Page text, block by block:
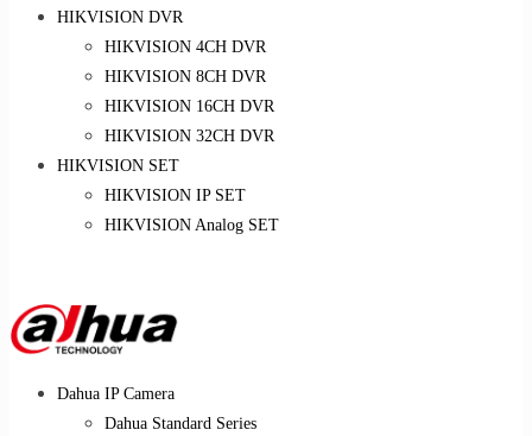
HIKVISION DVR
HIKVISION 4CH DVR
HIKVISION 8CH DVR
HIKVISION 16CH DVR
HIKVISION 32CH DVR
HIKVISION SET
HIKVISION IP SET
HIKVISION Analog SET
Dahua IP Camera
Dahua Standard Series